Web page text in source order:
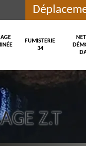
FUMISTERIE
34
Z.T